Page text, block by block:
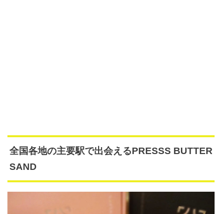
全国各地の主要駅で出会えるPRESSS BUTTER
SAND